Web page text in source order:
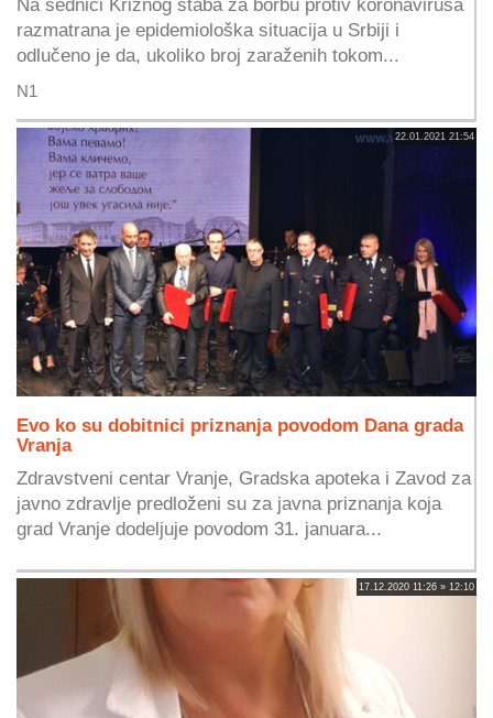
Na sednici Kriznog štaba za borbu protiv koronavirusa
razmatrana je epidemiološka situacija u Srbiji i
odlučeno je da, ukoliko broj zaraženih tokom...
N1
22.01.2021 21:54
Evo ko su dobitnici priznanja povodom Dana grada
Vranja
Zdravstveni centar Vranje, Gradska apoteka i Zavod za
javno zdravlje predloženi su za javna priznanja koja
grad Vranje dodeljuje povodom 31. januara...
17.12.2020 11:26 » 12:10